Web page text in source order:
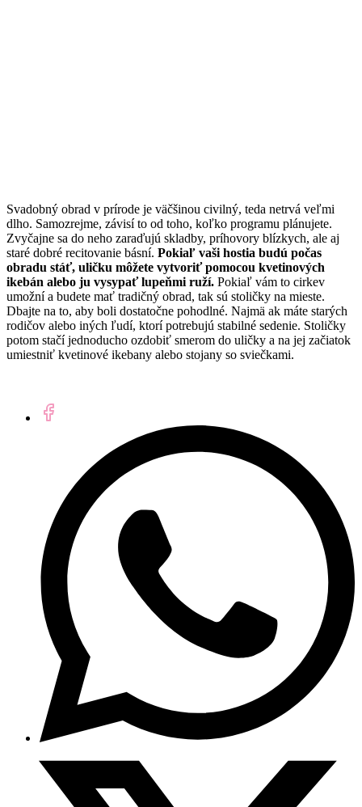
Svadobný obrad v prírode je väčšinou civilný, teda netrvá veľmi
dlho. Samozrejme, závisí to od toho, koľko programu plánujete.
Zvyčajne sa do neho zaraďujú skladby, príhovory blízkych, ale aj
staré dobré recitovanie básní. Pokiaľ vaši hostia budú počas
obradu stáť, uličku môžete vytvoriť pomocou kvetinových
ikebán alebo ju vysypať lupeňmi ruží. Pokiaľ vám to cirkev
umožní a budete mať tradičný obrad, tak sú stoličky na mieste.
Dbajte na to, aby boli dostatočne pohodlné. Najmä ak máte starých
rodičov alebo iných ľudí, ktorí potrebujú stabilné sedenie. Stoličky
potom stačí jednoducho ozdobiť smerom do uličky a na jej začiatok
umiestniť kvetinové ikebany alebo stojany so sviečkami.